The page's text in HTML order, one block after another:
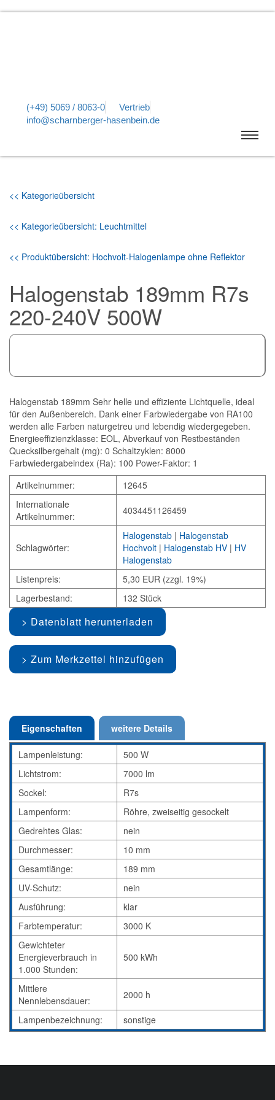
(+49) 5069 / 8063-0
Vertrieb
info@scharnberger-hasenbein.de
<< Kategorieübersicht
<< Kategorieübersicht: Leuchtmittel
<< Produktübersicht: Hochvolt-Halogenlampe ohne Reflektor
Halogenstab 189mm R7s
220-240V 500W
Halogenstab 189mm Sehr helle und effiziente Lichtquelle, ideal
für den Außenbereich. Dank einer Farbwiedergabe von RA100
werden alle Farben naturgetreu und lebendig wiedergegeben.
Energieeffizienzklasse: EOL, Abverkauf von Restbeständen
Quecksilbergehalt (mg): 0 Schaltzyklen: 8000
Farbwiedergabeindex (Ra): 100 Power-Faktor: 1
Artikelnummer:
12645
Internationale
Artikelnummer:
4034451126459
Schlagwörter:
Halogenstab | Halogenstab
Hochvolt | Halogenstab HV | HV
Halogenstab
Listenpreis:
5,30 EUR (zzgl. 19%)
Lagerbestand:
132 Stück
Datenblatt herunterladen
Zum Merkzettel hinzufügen
Eigenschaften weitere Details
Lampenleistung:
500 W
Lichtstrom:
7000 lm
Sockel:
R7s
Lampenform:
Röhre, zweiseitig gesockelt
Gedrehtes Glas:
nein
Durchmesser:
10 mm
Gesamtlänge:
189 mm
UV-Schutz:
nein
Ausführung:
klar
Farbtemperatur:
3000 K
Gewichteter
Energieverbrauch in
1.000 Stunden:
500 kWh
Mittlere
Nennlebensdauer:
2000 h
Lampenbezeichnung: sonstige